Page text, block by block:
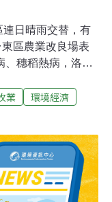
日晴雨交替，有
區農業改良場表
、穗稻熱病，洛神
長多已至幼穗分
響，加上這幾天
病為水稻流行病，
請農友加強巡
台東農改場說明，
染成疫區，尤其在
業
環境經濟